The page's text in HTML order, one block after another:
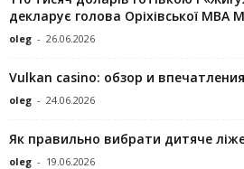
декларує голова Оріхівської МВА
oleg - 26.06.2026
Vulkan casino: обзор и
oleg - 24.06.2026
Як правильно вибрати дитяче
oleg - 19.06.2026